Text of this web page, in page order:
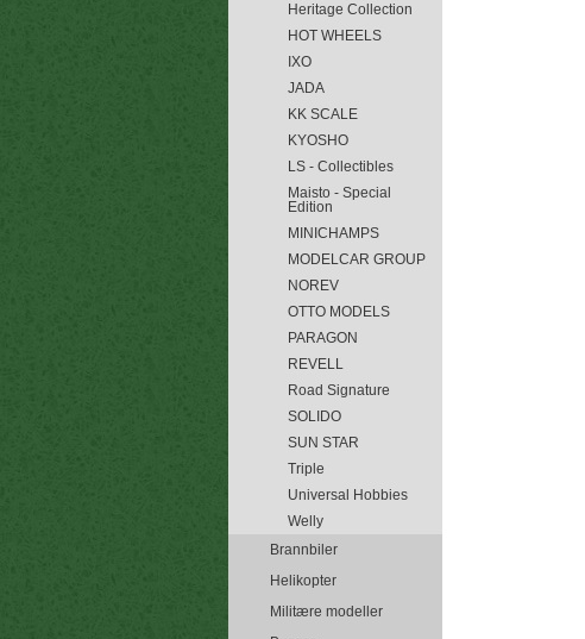
Heritage Collection
HOT WHEELS
IXO
JADA
KK SCALE
KYOSHO
LS - Collectibles
Maisto - Special
Edition
MINICHAMPS
MODELCAR GROUP
NOREV
OTTO MODELS
PARAGON
REVELL
Road Signature
SOLIDO
SUN STAR
Triple
Universal Hobbies
Welly
Brannbiler
Helikopter
Militære modeller